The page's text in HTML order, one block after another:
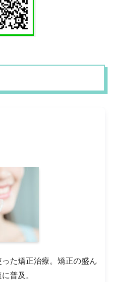
た矯正治療。矯正の盛ん
普及。